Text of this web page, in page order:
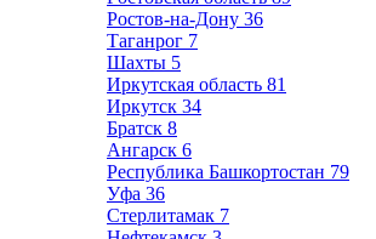
Ростов-на-Дону 36
Таганрог 7
Шахты 5
Иркутская область 81
Иркутск 34
Братск 8
Ангарск 6
Республика Башкортостан 79
Уфа 36
Стерлитамак 7